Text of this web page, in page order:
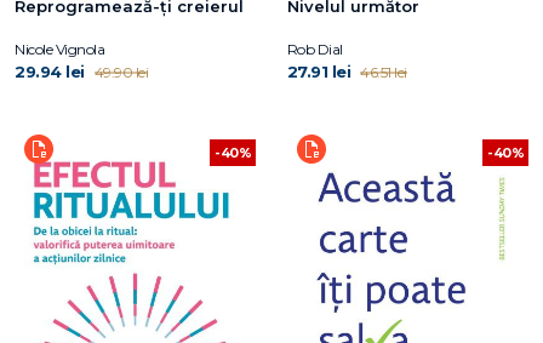
Reprogramează-ți creierul
Nicole Vignola
29.94 lei 49.90 lei
Nivelul următor
Rob Dial
27.91 lei 46.51 lei
-40% -40%